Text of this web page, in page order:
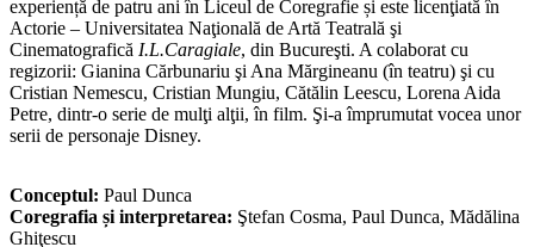
experiență de patru ani în Liceul de Coregrafie și este licenţiată în
Actorie – Universitatea Naţională de Artă Teatrală şi
Cinematografică I.L.Caragiale, din Bucureşti. A colaborat cu
regizorii: Gianina Cărbunariu şi Ana Mărgineanu (în teatru) şi cu
Cristian Nemescu, Cristian Mungiu, Cătălin Leescu, Lorena Aida
Petre, dintr-o serie de mulţi alţii, în film. Şi-a împrumutat vocea unor
serii de personaje Disney.
Conceptul: Paul Dunca
Coregrafia și interpretarea: Ştefan Cosma, Paul Dunca, Mădălina
Ghiţescu